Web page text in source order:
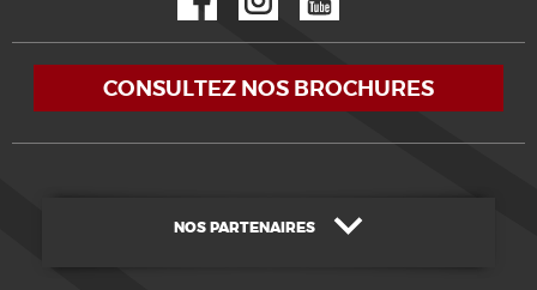
CONSULTEZ NOS BROCHURES
NOS PARTENAIRES